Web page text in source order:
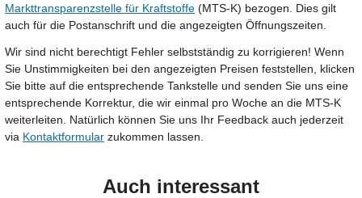
Markttransparenzstelle für Kraftstoffe (MTS-K) bezogen. Dies gilt
auch für die Postanschrift und die angezeigten Öffnungszeiten.
Wir sind nicht berechtigt Fehler selbstständig zu korrigieren! Wenn
Sie Unstimmigkeiten bei den angezeigten Preisen feststellen, klicken
Sie bitte auf die entsprechende Tankstelle und senden Sie uns eine
entsprechende Korrektur, die wir einmal pro Woche an die MTS-K
weiterleiten. Natürlich können Sie uns Ihr Feedback auch jederzeit
via Kontaktformular zukommen lassen.
Auch interessant